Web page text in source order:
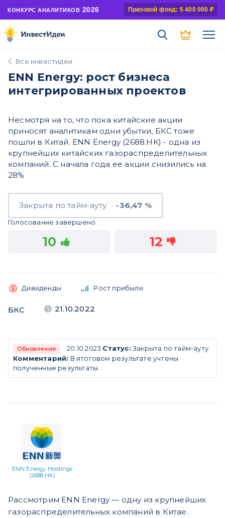
КОНКУРС АНАЛИТИКОВ 2026 Призовой фонд: 5 400 000 ₽
Все инвестидеи
ENN Energy: рост бизнеса
интегрированных проектов
Несмотря на то, что пока китайские акции
приносят аналитикам одни убытки, БКС тоже
пошли в Китай. ENN Energy (2688.HK) - одна из
крупнейших китайских газораспределительных
компаний. С начала года ее акции снизились на
28%
Закрыта по тайм-ауту -36,47 %
Голосование завершено.
10 12
Дивиденды Рост прибыли
БКС 21.10.2022
Обновление 20.10.2023 Статус: Закрыта по тайм-ауту.
Комментарий: В итоговом результате учтены
полученные результаты.
ENN Energy Holdings
(2688.HK)
Рассмотрим ENN Energy — одну из крупнейших
газораспределительных компаний в Китае.